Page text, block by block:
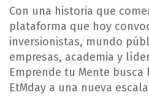
Con una historia que
plataforma que hoy
inversionistas, mundo
empresas, academia y
Emprende tu Mente
EtMday a una nueva